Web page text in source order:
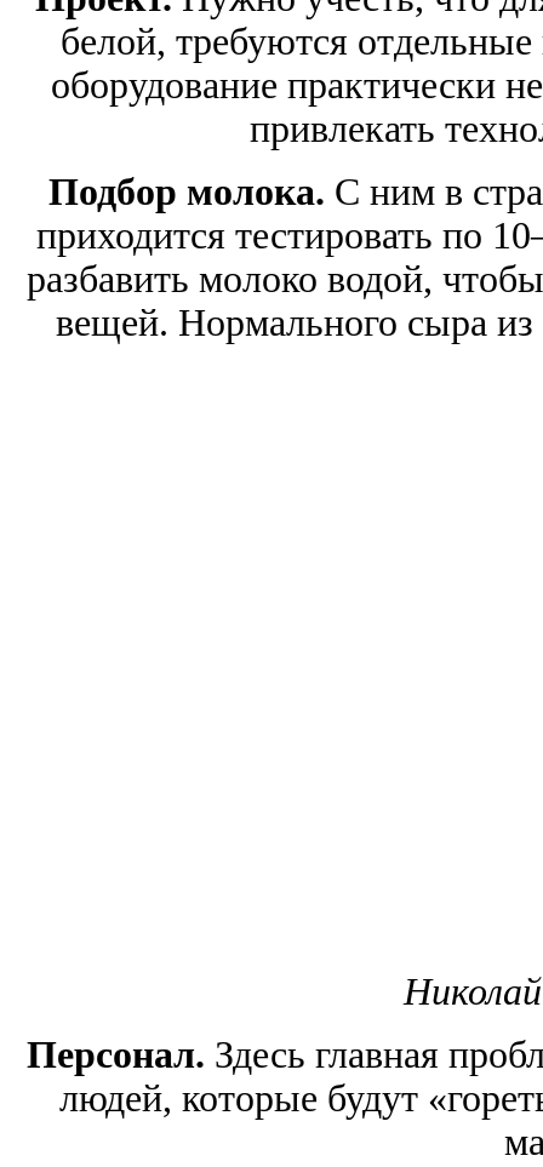
белой, требуются
оборудование практически
привлекать
Подбор молока. С ним в
приходится тестировать по
разбавить молоко водой,
вещей. Нормального сыра из
Персонал. Здесь главная
людей, которые будут